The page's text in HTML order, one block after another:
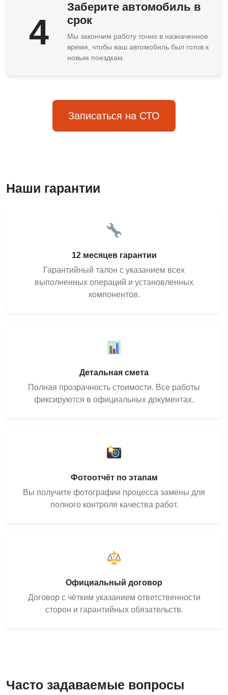
4
Заберите автомобиль в
срок
Мы закончим работу точно в назначенное
время, чтобы ваш автомобиль был готов к
новым поездкам.
Записаться на СТО
Наши гарантии
12 месяцев гарантии
Гарантийный талон с указанием всех
выполненных операций и установленных
компонентов.
Детальная смета
Полная прозрачность стоимости. Все работы
фиксируются в официальных документах.
Фотоотчёт по этапам
Вы получите фотографии процесса замены для
полного контроля качества работ.
Официальный договор
Договор с чётким указанием ответственности
сторон и гарантийных обязательств.
Часто задаваемые вопросы